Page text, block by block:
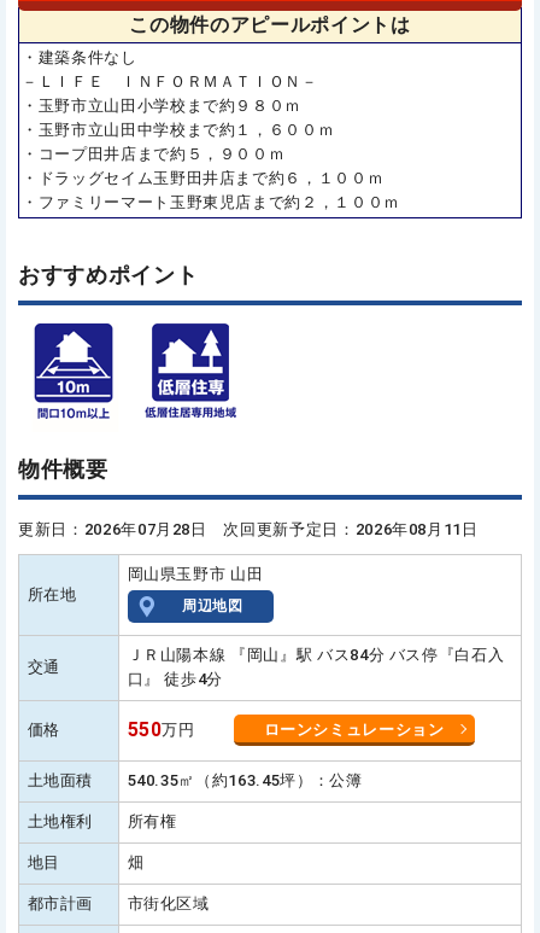
この物件のアピールポイントは
・建築条件なし
－ＬＩＦＥ ＩＮＦＯＲＭＡＴＩＯＮ－
・玉野市立山田小学校まで約９８０ｍ
・玉野市立山田中学校まで約１，６００ｍ
・コープ田井店まで約５，９００ｍ
・ドラッグセイム玉野田井店まで約６，１００ｍ
・ファミリーマート玉野東児店まで約２，１００ｍ
おすすめポイント
物件概要
更新日：2026年07月28日 次回更新予定日：2026年08月11日
所在地
岡山県玉野市 山田
周辺地図
交通
ＪＲ山陽本線 『岡山』駅 バス84分 バス停『白石入
口』 徒歩4分
価格 550万円 ローンシミュレーション
土地面積 540.35㎡（約163.45坪）：公簿
土地権利 所有権
地目 畑
都市計画 市街化区域